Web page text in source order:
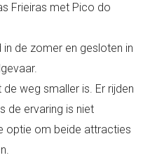
Frieiras met Pico do
de zomer en gesloten in
weg smaller is. Er rijden
de ervaring is niet
optie om beide attracties